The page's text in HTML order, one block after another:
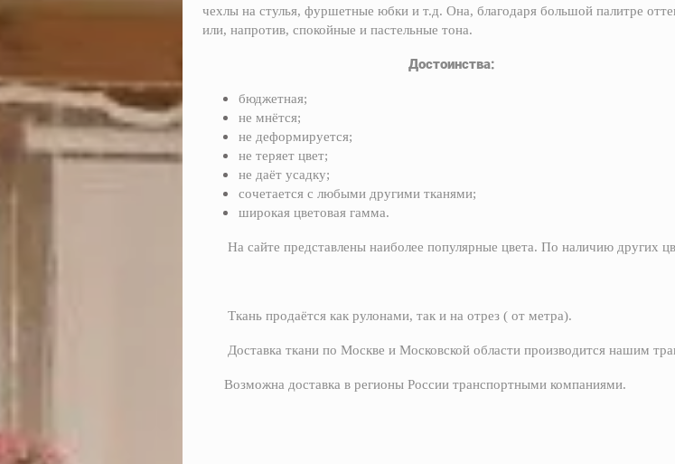
чехлы на стулья, фуршетные юбки и т.д. Она, благодаря большой палитре
или, напротив, спокойные и пастельные тона.
Достоинства:
бюджетная;
не мнётся;
не деформируется;
не теряет цвет;
не даёт усадку;
сочетается с любыми другими тканями;
широкая цветовая гамма.
На сайте представлены наиболее популярные цвета. По наличию других
Ткань продаётся как рулонами, так и на отрез ( от метра).
Доставка ткани по Москве и Московской области производится нашим
Возможна доставка в регионы России транспортными компаниями.